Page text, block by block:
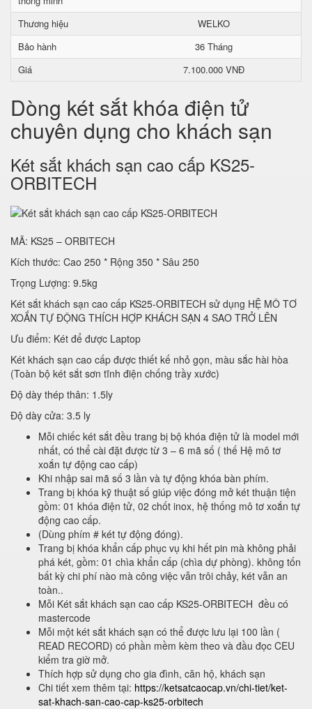
Thương hiệu
WELKO
Bảo hành
36 Tháng
Giá
7.100.000 VNĐ
Dòng két sắt khóa điện tử
chuyên dụng cho khách sạn
Két sắt khách sạn cao cấp KS25-
ORBITECH
MÃ: KS25 – ORBITECH
Kích thước: Cao 250 * Rộng 350 * Sâu 250
Trọng Lượng: 9.5kg
Két sắt khách sạn cao cấp KS25-ORBITECH sử dụng HỆ MÔ TƠ
XOẮN TỰ ĐỘNG THÍCH HỢP KHÁCH SẠN 4 SAO TRỞ LÊN
Ưu điểm: Két để được Laptop
Két khách sạn cao cấp được thiết kế nhỏ gọn, màu sắc hài hòa
(Toàn bộ két sắt sơn tĩnh điện chống trầy xước)
Độ dày thép thân: 1.5ly
Độ dày cửa: 3.5 ly
Mỗi chiếc két sắt đều trang bị bộ khóa điện tử là model mới
nhất, có thể cài đặt được từ 3 – 6 mã số ( thế Hệ mô tơ
xoắn tự động cao cấp)
Khi nhập sai mã số 3 lần và tự động khóa bàn phím.
Trang bị khóa kỹ thuật số giúp việc đóng mở két thuận tiện
gồm: 01 khóa điện tử, 02 chốt inox, hệ thống mô tơ xoắn tự
động cao cấp.
(Dùng phím # két tự động đóng).
Trang bị khóa khẩn cấp phục vụ khi hết pin mà không phải
phá két, gồm: 01 chìa khẩn cấp (chìa dự phòng). không tốn
bất kỳ chi phí nào mà công việc vẫn trôi chảy, két vẫn an
toàn..
Mỗi Két sắt khách sạn cao cấp KS25-ORBITECH đều có
mastercode
Mỗi một két sắt khách sạn có thể được lưu lại 100 lần (
READ RECORD) có phần mềm kèm theo và đầu đọc CEU
kiểm tra giờ mở.
Thích hợp sử dụng cho gia đình, căn hộ, khách sạn
Chi tiết xem thêm tại: https://ketsatcaocap.vn/chi-tiet/ket-
sat-khach-san-cao-cap-ks25-orbitech